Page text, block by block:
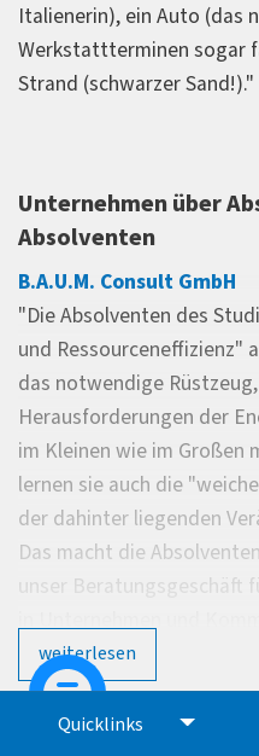
Quicklinks
Italienerin), ein Auto (das
Werkstattterminen sogar
Strand (schwarzer Sand!)."
Unternehmen über
Absolventen
B.A.U.M. Consult GmbH
"Die Absolventen des
und Ressourceneffizienz"
das notwendige
Herausforderungen der
im Kleinen wie im Großen
lernen sie auch die
der dahinter liegenden
Das macht die
unser Beratungsgeschäft
Elemental Group
HSHL-Studierende als
weiterlesen